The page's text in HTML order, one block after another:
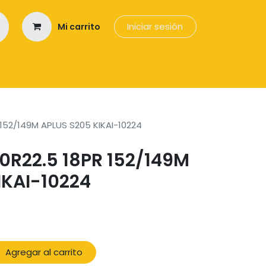
Mi carrito Iniciar sesión
149M APLUS S205 KIKAI-10224
18PR 152/149M
10224
Agregar al carrito